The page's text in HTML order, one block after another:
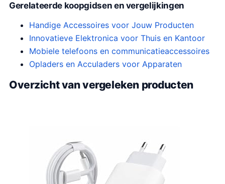
Gerelateerde koopgidsen en vergelijkingen
Handige Accessoires voor Jouw Producten
Innovatieve Elektronica voor Thuis en Kantoor
Mobiele telefoons en communicatieaccessoires
Opladers en Acculaders voor Apparaten
Overzicht van vergeleken producten